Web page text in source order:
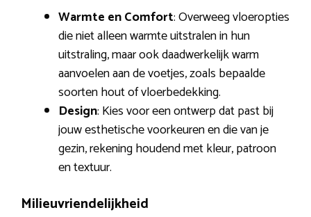
Warmte en Comfort: Overweeg vloeropties
die niet alleen warmte uitstralen in hun
uitstraling, maar ook daadwerkelijk warm
aanvoelen aan de voetjes, zoals bepaalde
soorten hout of vloerbedekking.
Design: Kies voor een ontwerp dat past bij
jouw esthetische voorkeuren en die van je
gezin, rekening houdend met kleur, patroon
en textuur.
Milieuvriendelijkheid